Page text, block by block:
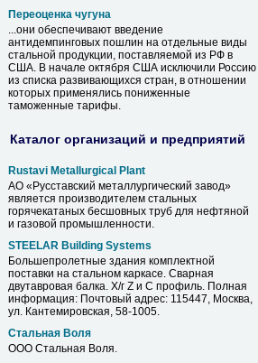
Переоценка чугуна
...они обеспечивают введение
антидемпинговых пошлин на отдельные виды
стальной продукции, поставляемой из РФ в
США. В начале октября США исключили Россию
из списка развивающихся стран, в отношении
которых применялись пониженные
таможенные тарифы.
Каталог организаций и предприятий
Rustavi Metallurgical Plant
АО «Русставский металлургический завод»
является производителем стальных
горячекатаных бесшовных труб для нефтяной
и газовой промышленности.
STEELAR Building Systems
Большепролетные здания комплектной
поставки на стальном каркасе. Сварная
двутавровая балка. Х/г Z и C профиль. Полная
информация: Почтовый адрес: 115447, Москва,
ул. Кантемировская, 58-1005.
Стальная Воля
ООО Стальная Воля.